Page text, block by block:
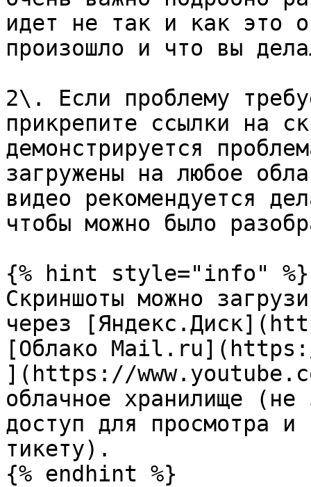
идет не так и как это
произошло и что вы
2\. Если проблему
прикрепите ссылки на
демонстрируется
загружены на любое
видео рекомендуется
чтобы можно было
{% hint style="info" %}
Скриншоты можно
через
[Облако
](https://
облачное хранилище (не
доступ для просмотра и
тикету).
{% endhint %}